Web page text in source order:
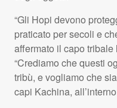
“Gli Hopi devono
praticato per secoli e
affermato il capo
“Crediamo che questi
tribù, e vogliamo che
capi Kachina,